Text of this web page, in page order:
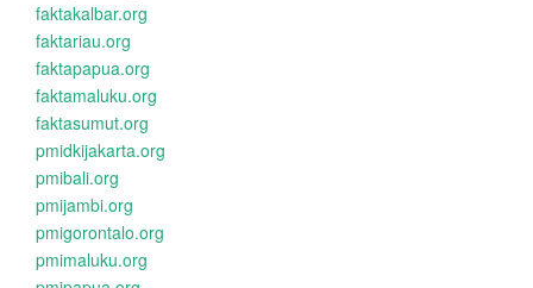
faktakalbar.org
faktariau.org
faktapapua.org
faktamaluku.org
faktasumut.org
pmidkijakarta.org
pmibali.org
pmijambi.org
pmigorontalo.org
pmimaluku.org